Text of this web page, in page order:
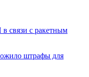
связи с ракетным
штрафы для